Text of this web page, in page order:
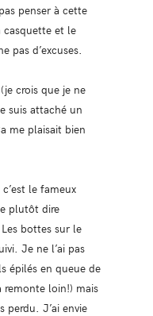
penser à cette
et le
pas d’excuses.
crois que je ne
suis attaché un
me plaisait bien
le fameux
plutôt dire
bottes sur le
Je ne l’ai pas
épilés en queue de
remonte loin!) mais
J’ai envie